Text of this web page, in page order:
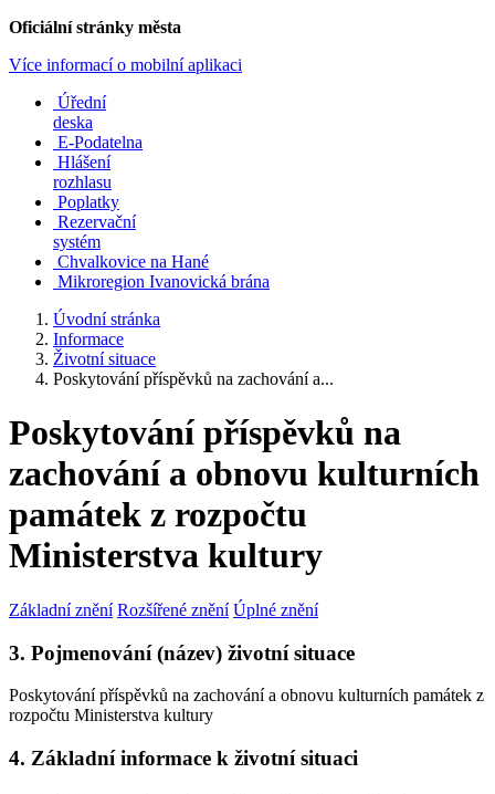
Oficiální stránky města
Více informací o mobilní aplikaci
Úřední
deska
E-Podatelna
Hlášení
rozhlasu
Poplatky
Rezervační
systém
Chvalkovice na Hané
Mikroregion Ivanovická brána
Úvodní stránka
Informace
Životní situace
Poskytování příspěvků na zachování a...
Poskytování příspěvků na
zachování a obnovu kulturních
památek z rozpočtu
Ministerstva kultury
Základní znění Rozšířené znění Úplné znění
3. Pojmenování (název) životní situace
Poskytování příspěvků na zachování a obnovu kulturních památek z
rozpočtu Ministerstva kultury
4. Základní informace k životní situaci